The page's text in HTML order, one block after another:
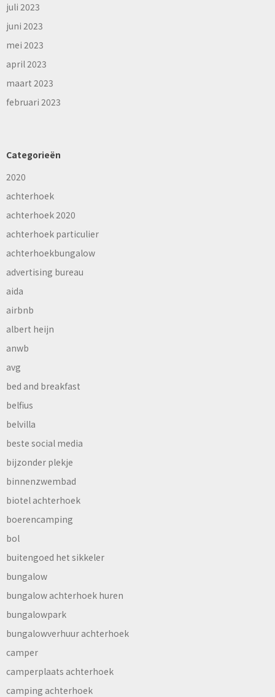
juli 2023
juni 2023
mei 2023
april 2023
maart 2023
februari 2023
Categorieën
2020
achterhoek
achterhoek 2020
achterhoek particulier
achterhoekbungalow
advertising bureau
aida
airbnb
albert heijn
anwb
avg
bed and breakfast
belfius
belvilla
beste social media
bijzonder plekje
binnenzwembad
biotel achterhoek
boerencamping
bol
buitengoed het sikkeler
bungalow
bungalow achterhoek huren
bungalowpark
bungalowverhuur achterhoek
camper
camperplaats achterhoek
camping achterhoek